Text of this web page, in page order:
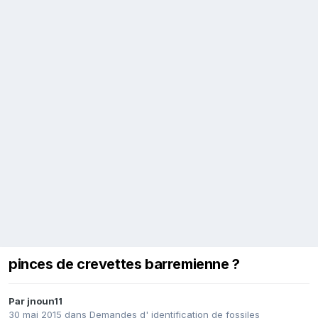
pinces de crevettes barremienne ?
Par jnoun11
30 mai 2015 dans Demandes d' identification de fossiles